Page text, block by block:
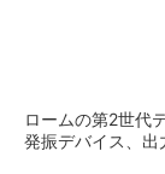
ロームの第2世代
発振デバイス、出